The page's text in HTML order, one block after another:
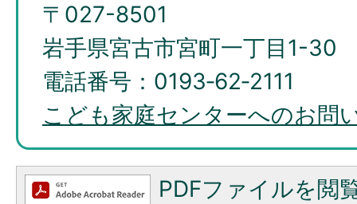
〒027-8501
岩手県宮古市宮町一丁目1-30
電話番号：0193‐62‐2111
こども家庭センターへのお問
PDFファイルを閲